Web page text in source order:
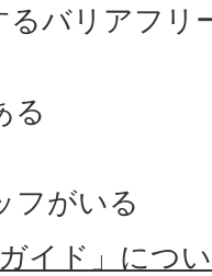
るバリアフリ
る
フがいる
イド」につ